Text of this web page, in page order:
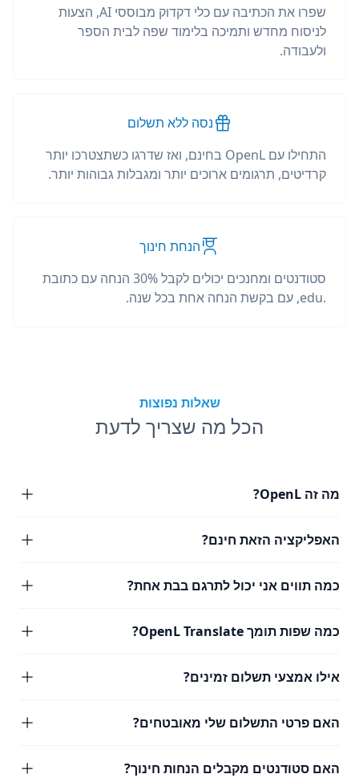
שפרו את הכתיבה עם כלי דקדוק מבוססי AI, הצעות
לניסוח מחדש ותמיכה בלימוד שפה לבית הספר
ולעבודה.
נסה ללא תשלום
התחילו עם OpenL בחינם, ואז שדרגו כשתצטרכו יותר
קרדיטים, תרגומים ארוכים יותר ומגבלות גבוהות יותר.
הנחת חינוך
סטודנטים ומחנכים יכולים לקבל 30% הנחה עם כתובת
.edu, עם בקשת הנחה אחת בכל שנה.
שאלות נפוצות
הכל מה שצריך לדעת
מה זה OpenL?
האפליקציה הזאת חינם?
כמה תווים אני יכול לתרגם בבת אחת?
כמה שפות תומך OpenL Translate?
אילו אמצעי תשלום זמינים?
האם פרטי התשלום שלי מאובטחים?
האם סטודנטים מקבלים הנחות חינוך?